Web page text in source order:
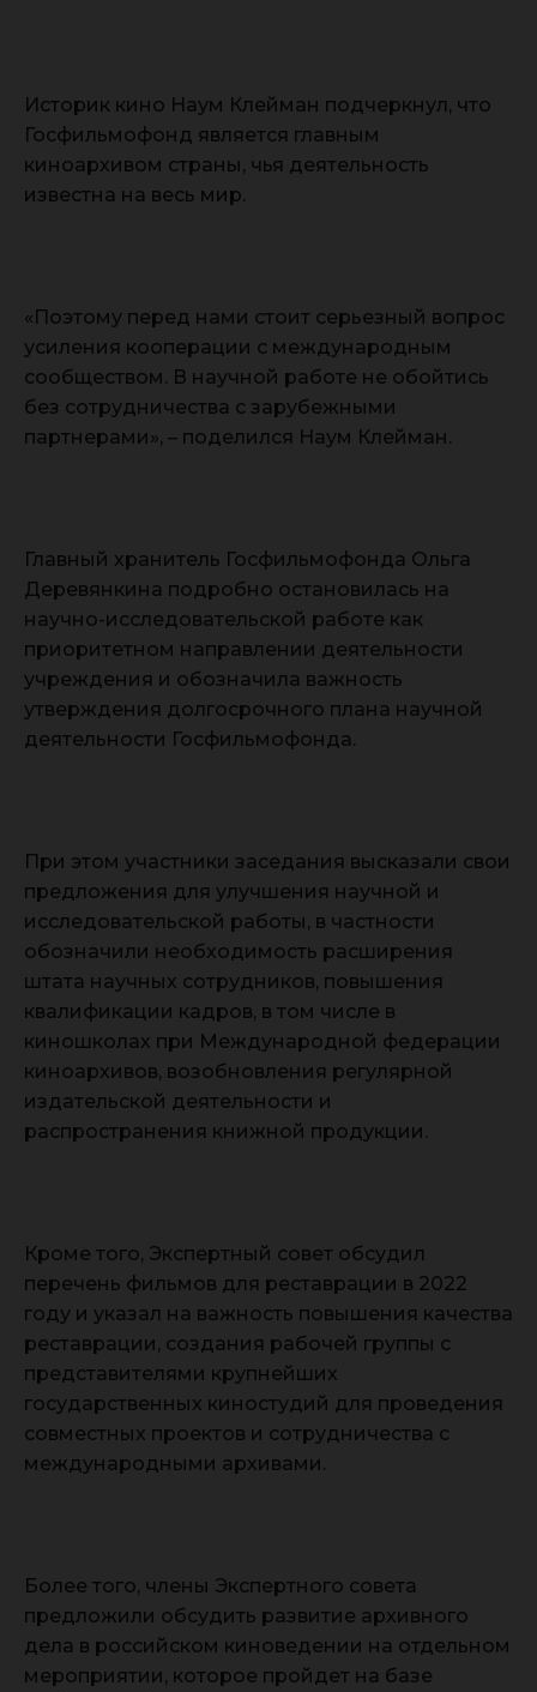
Историк кино Наум Клейман подчеркнул, что
Госфильмофонд является главным
киноархивом страны, чья деятельность
известна на весь мир.
«Поэтому перед нами стоит серьезный вопрос
усиления кооперации с международным
сообществом. В научной работе не обойтись
без сотрудничества с зарубежными
партнерами», – поделился Наум Клейман.
Главный хранитель Госфильмофонда Ольга
Деревянкина подробно остановилась на
научно-исследовательской работе как
приоритетном направлении деятельности
учреждения и обозначила важность
утверждения долгосрочного плана научной
деятельности Госфильмофонда.
При этом участники заседания высказали свои
предложения для улучшения научной и
исследовательской работы, в частности
обозначили необходимость расширения
штата научных сотрудников, повышения
квалификации кадров, в том числе в
киношколах при Международной федерации
киноархивов, возобновления регулярной
издательской деятельности и
распространения книжной продукции.
Кроме того, Экспертный совет обсудил
перечень фильмов для реставрации в 2022
году и указал на важность повышения качества
реставрации, создания рабочей группы с
представителями крупнейших
государственных киностудий для проведения
совместных проектов и сотрудничества с
международными архивами.
Более того, члены Экспертного совета
предложили обсудить развитие архивного
дела в российском киноведении на отдельном
мероприятии, которое пройдет на базе